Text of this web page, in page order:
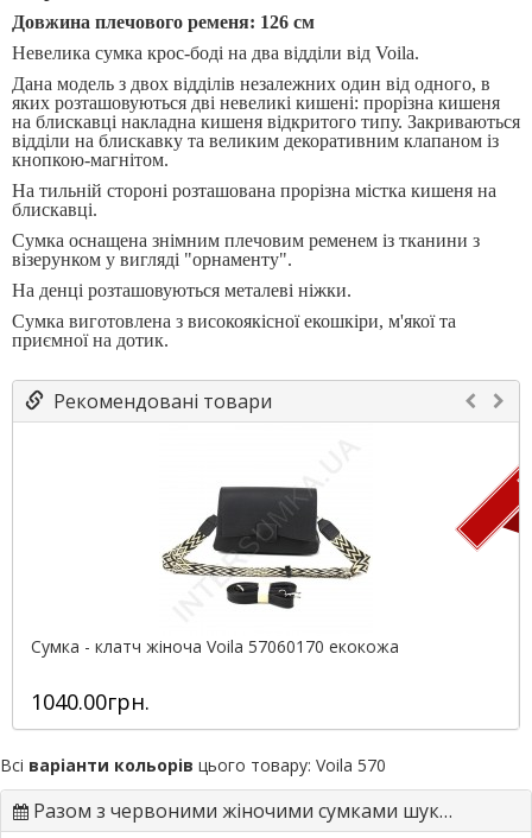
Довжина плечового ременя: 126 см
Невелика сумка крос-боді на два відділи від Voila.
Дана модель з двох відділів незалежних один від одного, в
яких розташовуються дві невеликі кишені: прорізна кишеня
на блискавці накладна кишеня відкритого типу. Закриваються
відділи на блискавку та великим декоративним клапаном із
кнопкою-магнітом.
На тильній стороні розташована прорізна містка кишеня на
блискавці.
Сумка оснащена знімним плечовим ременем із тканини з
візерунком у вигляді "орнаменту".
На денці розташовуються металеві ніжки.
Сумка виготовлена ​​з високоякісної екошкіри, м'якої та
приємної на дотик.
Рекомендовані товари
Сумка - клатч жіноча Voila 57060170 екокожа
1040.00грн.
Всі варіанти кольорів цього товару: Voila 570
Разом з червоними жіночими сумками шукають